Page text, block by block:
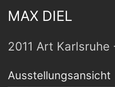
MAX DIEL
2011 Art
Ausstellungsansicht